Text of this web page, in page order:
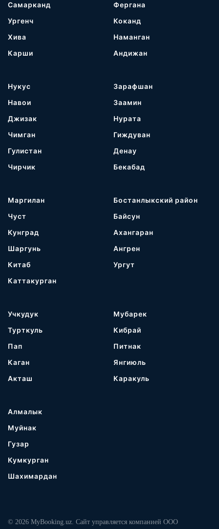
Самарканд
Ургенч
Хива
Карши
Фергана
Коканд
Наманган
Андижан
Нукус
Навои
Джизак
Чимган
Гулистан
Чирчик
Зарафшан
Заамин
Нурата
Гиждуван
Денау
Бекабад
Маргилан
Чуст
Кунград
Шаргунь
Китаб
Каттакурган
Бостанлыкский район
Байсун
Ахангаран
Ангрен
Ургут
Учкудук
Турткуль
Пап
Каган
Акташ
Мубарек
Кибрай
Питнак
Янгиюль
Каракуль
Алмалык
Муйнак
Гузар
Кумкурган
Шахимардан
© 2026 MyBooking.uz. Сайт управляется компанией ООО